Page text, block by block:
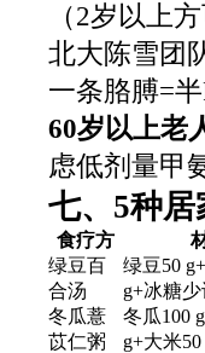
（2岁以上
北大陈雪团
一条胳膊=半
60岁以上老
虑低剂量甲
七、5种
食疗方
绿豆百
合汤
绿豆50
g+冰糖
冬瓜薏
苡仁粥
冬瓜100
g+大米50